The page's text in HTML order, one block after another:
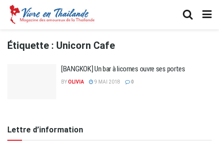
Étiquette : Unicorn Cafe
[BANGKOK] Un bar à licornes ouvre ses portes
BYOLIVIA 9 MAI 2018 0
Lettre d’information